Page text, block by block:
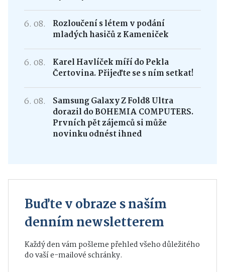
6. 08.
Rozloučení s létem v podání
mladých hasičů z Kameniček
6. 08.
Karel Havlíček míří do Pekla
Čertovina. Přijeďte se s ním setkat!
6. 08.
Samsung Galaxy Z Fold8 Ultra
dorazil do BOHEMIA COMPUTERS.
Prvních pět zájemců si může
novinku odnést ihned
Buďte v obraze s naším
denním newsletterem
Každý den vám pošleme přehled všeho důležitého
do vaší e-mailové schránky.